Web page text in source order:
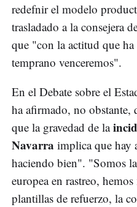
redefnir el modelo
trasladado a la consejera
que "con la actitud que
temprano venceremos".
En el Debate sobre el
ha afirmado, no obstante,
que la gravedad de la
Navarra implica que hay
haciendo bien". "Somos
europea en rastreo,
plantillas de refuerzo, la